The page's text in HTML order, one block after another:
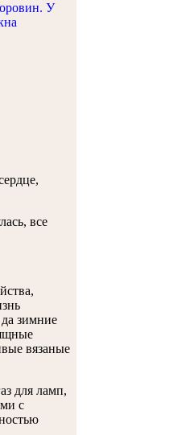
все
зимние
вязаные
для ламп,
с